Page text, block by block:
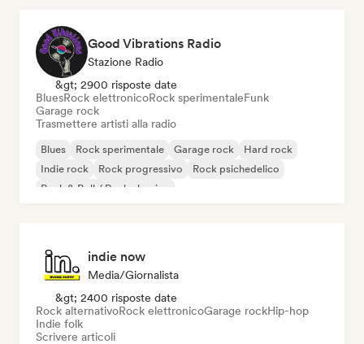
Good Vibrations Radio
Stazione Radio
&gt; 2900 risposte date
BluesRock elettronicoRock sperimentaleFunk
Garage rock
Trasmettere artisti alla radio
Blues Rock sperimentale Garage rock
Hard rock
Indie rock
Rock progressivo
Rock psichedelico
Rock & Roll / Rock classico
indie now
Media/Giornalista
&gt; 2400 risposte date
Rock alternativoRock elettronicoGarage rockHip-hop
Indie folk
Scrivere articoli